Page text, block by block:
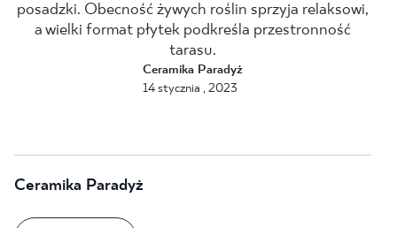
BLOG
GDZIE KUPIĆ
KARIERA
posadzki. Obecność żywych roślin sprzyja relaksowi,
a wielki format płytek podkreśla przestronność
tarasu.
Ceramika Paradyż
14 stycznia , 2023
Ceramika Paradyż